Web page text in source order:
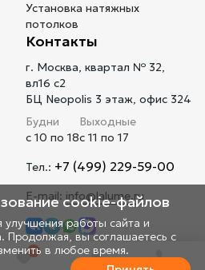
0
Установка натяжных
потолков
Контакты
г. Москва, квартал № 32,
вл16 с2
БЦ Neopolis 3 этаж, офис 324
Будни
с 10 по 18
Выходные
с 11 по 17
Тел.: +7 (499) 229-59-00
E-mail: info@lalume.ru
cookie-файлов
работы сайта и
Продолжая, вы соглашаетесь с
в любое время.